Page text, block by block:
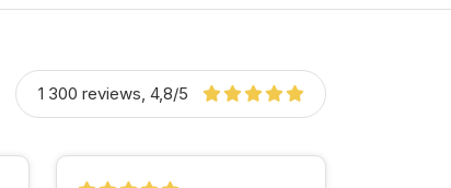
1 300 reviews, 4,8/5